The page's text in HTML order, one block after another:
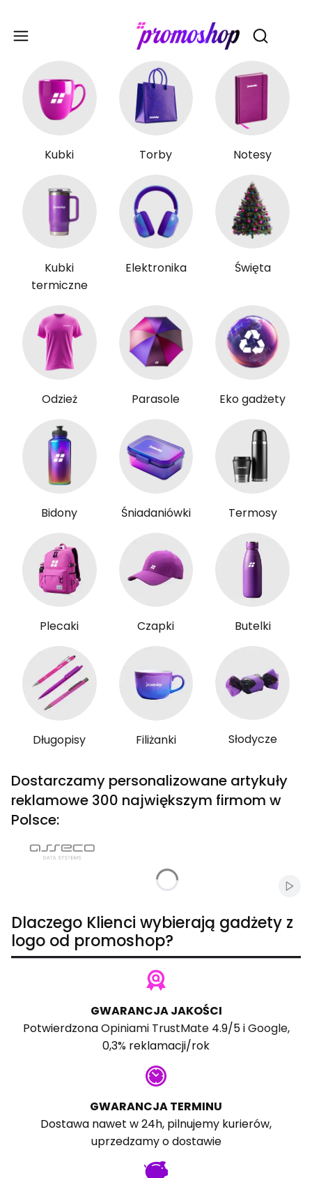
Otwórz
Kubki Torby Notesy
Kubki
termiczne
Elektronika Święta
Odzież Parasole Eko gadżety
Bidony Śniadaniówki Termosy
Plecaki Czapki Butelki
Długopisy Filiżanki Słodycze
Dostarczamy personalizowane artykuły
reklamowe 300 największym firmom w
Polsce:
Dlaczego Klienci wybierają gadżety z
logo od promoshop?
GWARANCJA JAKOŚCI
PotwierdzonaOpiniami TrustMate4.9/5 iGoogle,
0,3% reklamacji/rok
GWARANCJA TERMINU
Dostawa nawet w 24h, pilnujemy kurierów,
uprzedzamy o dostawie